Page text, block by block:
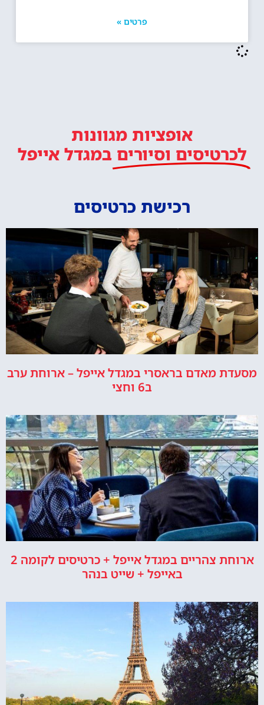
פרטים »
אופציות מגוונות
לכרטיסים וסיורים במגדל אייפל
רכישת כרטיסים
מסעדת מאדם בראסרי במגדל אייפל – ארוחת ערב
ב6 וחצי
ארוחת צהריים במגדל אייפל + כרטיסים לקומה 2
באייפל + שייט בנהר